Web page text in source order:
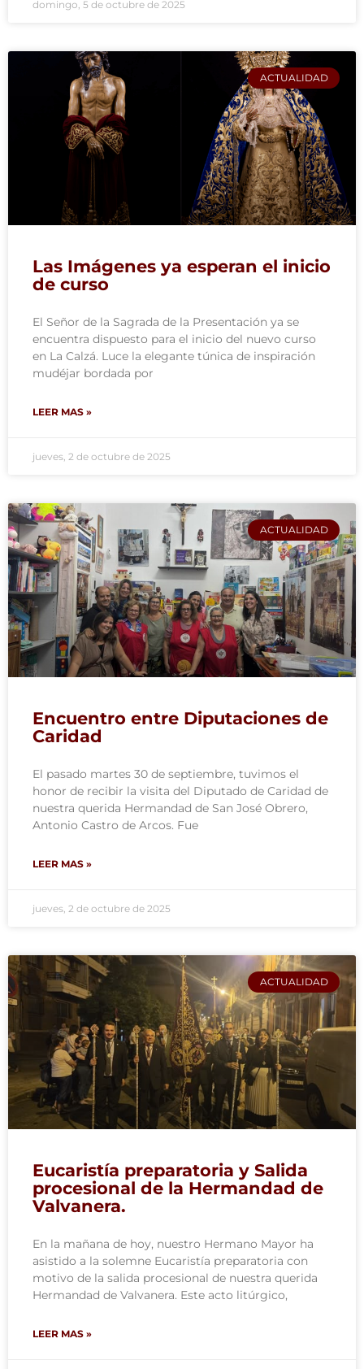
domingo, 5 de octubre de 2025
ACTUALIDAD
Las Imágenes ya esperan el inicio
de curso
El Señor de la Sagrada de la Presentación ya se
encuentra dispuesto para el inicio del nuevo curso
en La Calzá. Luce la elegante túnica de inspiración
mudéjar bordada por
LEER MAS »
jueves, 2 de octubre de 2025
ACTUALIDAD
Encuentro entre Diputaciones de
Caridad
El pasado martes 30 de septiembre, tuvimos el
honor de recibir la visita del Diputado de Caridad de
nuestra querida Hermandad de San José Obrero,
Antonio Castro de Arcos. Fue
LEER MAS »
jueves, 2 de octubre de 2025
ACTUALIDAD
Eucaristía preparatoria y Salida
procesional de la Hermandad de
Valvanera.
En la mañana de hoy, nuestro Hermano Mayor ha
asistido a la solemne Eucaristía preparatoria con
motivo de la salida procesional de nuestra querida
Hermandad de Valvanera. Este acto litúrgico,
LEER MAS »